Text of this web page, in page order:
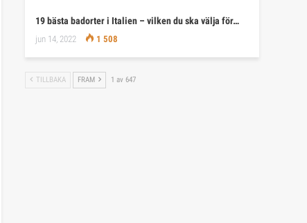
19 bästa badorter i Italien – vilken du ska välja för…
jun 14, 2022 1 508
TILLBAKA FRAM 1 av 647